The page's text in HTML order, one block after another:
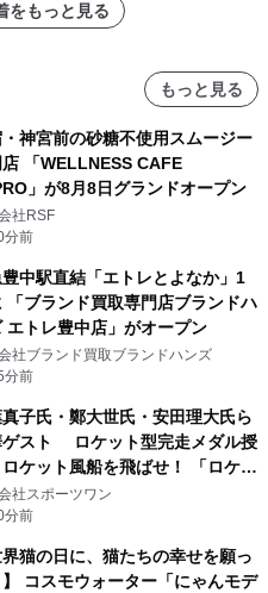
をもっと見る
もっと見る
神宮前の砂糖不使用スムージー
「WELLNESS CAFE
」が8月8日グランドオープン
社RSF
分前
豊中駅直結「エトレとよなか」1
「ブランド買取専門店ブランドハ
エトレ豊中店」がオープン
社ブランド買取ブランドハンズ
分前
子氏・鄭大世氏・安田理大氏ら
ゲスト ロケット型完走メダル授
ケット風船を飛ばせ！ 「ロケッ
ソン2026」開催
社スポーツワン
分前
界猫の日に、猫たちの幸せを願っ
コスモウォーター「にゃんモデ